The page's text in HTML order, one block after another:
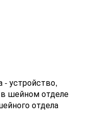
- устройство,
шейном отделе
отдела